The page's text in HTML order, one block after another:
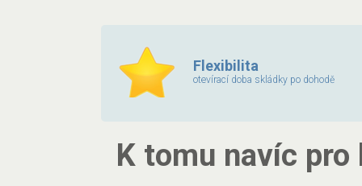
Flexibilita
otevírací doba skládky po dohodě
K tomu navíc pro